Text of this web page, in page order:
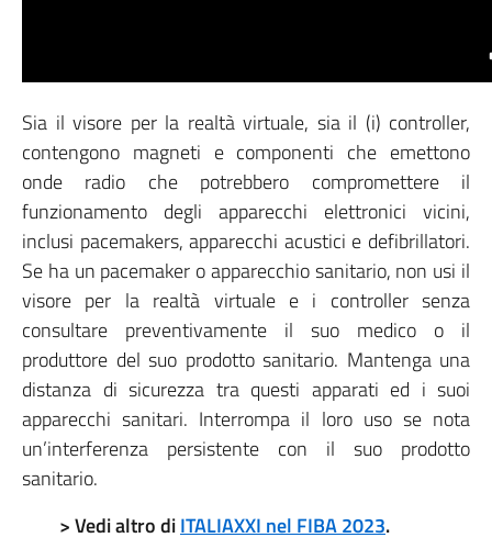
Sia il visore per la realtà virtuale, sia il (i) controller,
contengono magneti e componenti che emettono
onde radio che potrebbero compromettere il
funzionamento degli apparecchi elettronici vicini,
inclusi pacemakers, apparecchi acustici e defibrillatori.
Se ha un pacemaker o apparecchio sanitario, non usi il
visore per la realtà virtuale e i controller senza
consultare preventivamente il suo medico o il
produttore del suo prodotto sanitario. Mantenga una
distanza di sicurezza tra questi apparati ed i suoi
apparecchi sanitari. Interrompa il loro uso se nota
un’interferenza persistente con il suo prodotto
sanitario.
> Vedi altro diITALIAXXI nel FIBA 2023.